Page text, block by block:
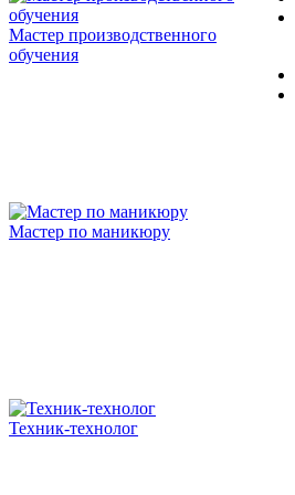
Мастер производственного
обучения
Мастер по маникюру
Техник-технолог